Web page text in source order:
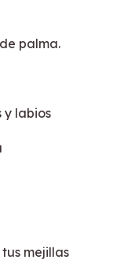
palma.
y labios
mejillas